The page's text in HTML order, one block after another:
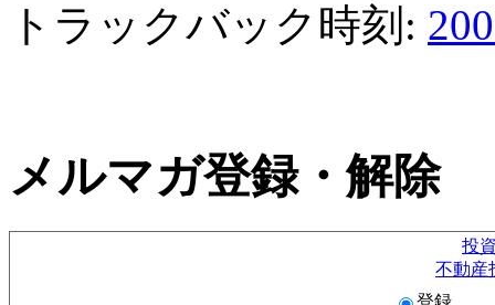
トラックバック時刻:
メルマガ登録・解除
投
不動産
登録